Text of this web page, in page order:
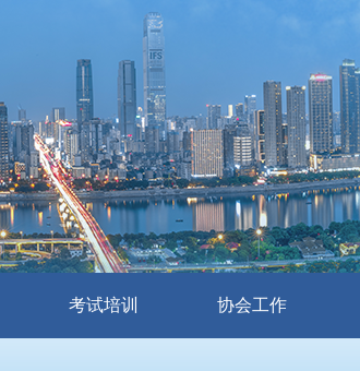
考试培训 协会工作